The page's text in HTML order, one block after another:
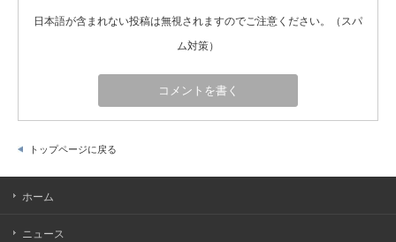
日本語が含まれない投稿は無視されますのでご注意ください。（スパ
ム対策）
トップページに戻る
ホーム
ニュース